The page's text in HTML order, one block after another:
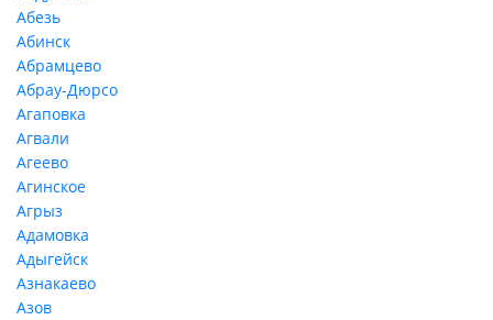
Абезь
Абинск
Абрамцево
Абрау-Дюрсо
Агаповка
Агвали
Агеево
Агинское
Агрыз
Адамовка
Адыгейск
Азнакаево
Азов